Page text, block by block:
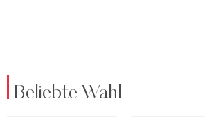
Beliebte Wahl